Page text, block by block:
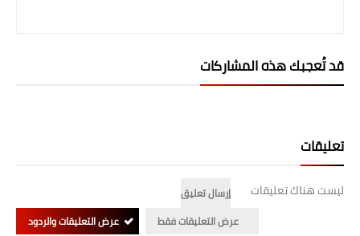
قد تُعجبك هذه المشاركات
تعليقات
ليست هناك تعليقات
إرسال تعليق
عرض التعليقات فقط
عرض التعليقات والردود